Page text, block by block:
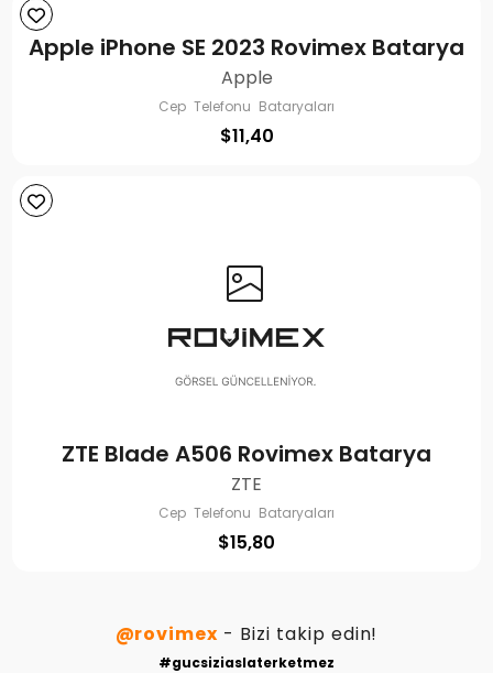
Apple iPhone SE 2023 Rovimex Batarya
Apple
Cep Telefonu Bataryaları
$11,40
ZTE Blade A506 Rovimex Batarya
ZTE
Cep Telefonu Bataryaları
$15,80
@rovimex - Bizi takip edin!
#gucsiziaslaterketmez